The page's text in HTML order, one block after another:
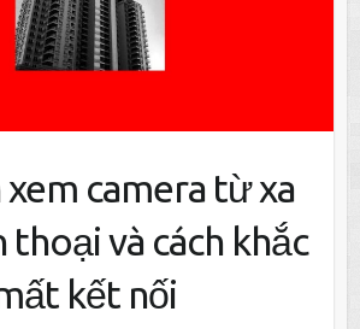
xem camera từ xa
và cách khắc
kết nối